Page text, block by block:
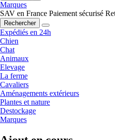
Marques
SAV en France Paiement sécurisé
Rechercher
Expédiés en 24h
Chien
Chat
Animaux
Elevage
La ferme
Cavaliers
Aménagements extérieurs
Plantes et nature
Destockage
Marques